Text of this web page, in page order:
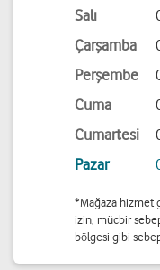
Salı
Çarşamba
Perşembe
Cuma
Cumartesi
Pazar
*Mağaza hizmet
izin, mücbir
bölgesi gibi